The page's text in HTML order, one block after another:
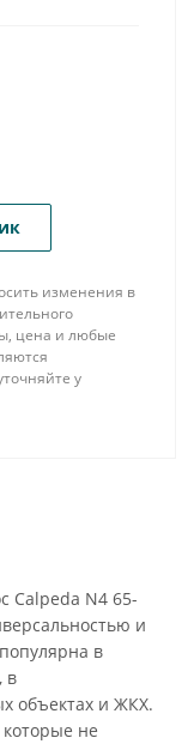
изменения в
цена и любые
у
Calpeda N4 65-
и
в
в
объектах и ЖКХ.
не